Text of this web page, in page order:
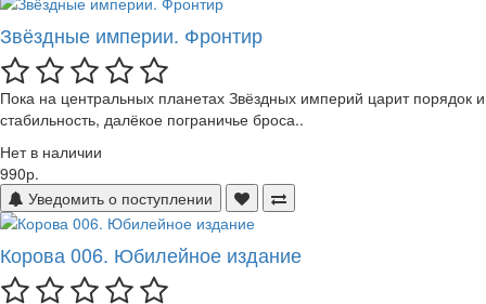
Звёздные империи. Фронтир
Пока на центральных планетах Звёздных империй царит порядок и
стабильность, далёкое пограничье броса..
Нет в наличии
990р.
Уведомить о поступлении
Корова 006. Юбилейное издание